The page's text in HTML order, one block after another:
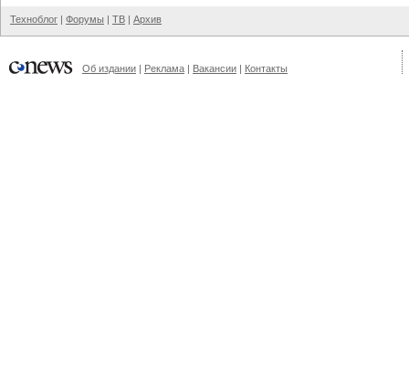
Техноблог | Форумы | ТВ | Архив
Об издании | Реклама | Вакансии | Контакты